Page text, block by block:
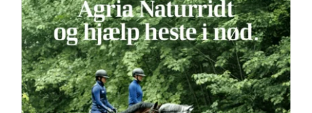
Vær med til at hjælpe heste i nød –
helt gratis!
Nyheder